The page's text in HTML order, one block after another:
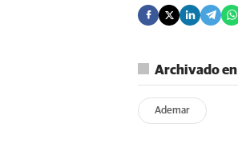
Archivado en
Ademar